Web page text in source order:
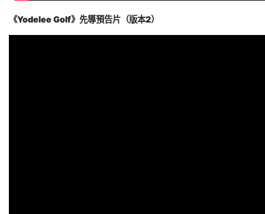
《Yodelee Golf》先導預告片（版本2）